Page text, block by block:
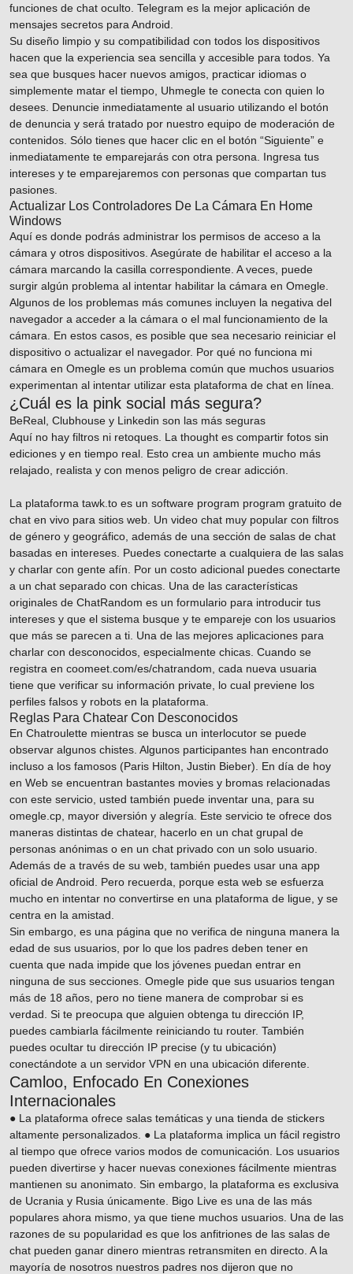
funciones de chat oculto. Telegram es la mejor aplicación de
mensajes secretos para Android.
Su diseño limpio y su compatibilidad con todos los dispositivos
hacen que la experiencia sea sencilla y accesible para todos. Ya
sea que busques hacer nuevos amigos, practicar idiomas o
simplemente matar el tiempo, Uhmegle te conecta con quien lo
desees. Denuncie inmediatamente al usuario utilizando el botón
de denuncia y será tratado por nuestro equipo de moderación de
contenidos. Sólo tienes que hacer clic en el botón “Siguiente” e
inmediatamente te emparejarás con otra persona. Ingresa tus
intereses y te emparejaremos con personas que compartan tus
pasiones.
Actualizar Los Controladores De La Cámara En Home
Windows
Aquí es donde podrás administrar los permisos de acceso a la
cámara y otros dispositivos. Asegúrate de habilitar el acceso a la
cámara marcando la casilla correspondiente. A veces, puede
surgir algún problema al intentar habilitar la cámara en Omegle.
Algunos de los problemas más comunes incluyen la negativa del
navegador a acceder a la cámara o el mal funcionamiento de la
cámara. En estos casos, es posible que sea necesario reiniciar el
dispositivo o actualizar el navegador. Por qué no funciona mi
cámara en Omegle es un problema común que muchos usuarios
experimentan al intentar utilizar esta plataforma de chat en línea.
¿Cuál es la pink social más segura?
BeReal, Clubhouse y Linkedin son las más seguras
Aquí no hay filtros ni retoques. La thought es compartir fotos sin
ediciones y en tiempo real. Esto crea un ambiente mucho más
relajado, realista y con menos peligro de crear adicción.
La plataforma tawk.to es un software program program gratuito de
chat en vivo para sitios web. Un video chat muy popular con filtros
de género y geográfico, además de una sección de salas de chat
basadas en intereses. Puedes conectarte a cualquiera de las salas
y charlar con gente afín. Por un costo adicional puedes conectarte
a un chat separado con chicas. Una de las características
originales de ChatRandom es un formulario para introducir tus
intereses y que el sistema busque y te empareje con los usuarios
que más se parecen a ti. Una de las mejores aplicaciones para
charlar con desconocidos, especialmente chicas. Cuando se
registra en coomeet.com/es/chatrandom, cada nueva usuaria
tiene que verificar su información private, lo cual previene los
perfiles falsos y robots en la plataforma.
Reglas Para Chatear Con Desconocidos
En Chatroulette mientras se busca un interlocutor se puede
observar algunos chistes. Algunos participantes han encontrado
incluso a los famosos (Paris Hilton, Justin Bieber). En día de hoy
en Web se encuentran bastantes movies y bromas relacionadas
con este servicio, usted también puede inventar una, para su
omegle.cp, mayor diversión y alegría. Este servicio te ofrece dos
maneras distintas de chatear, hacerlo en un chat grupal de
personas anónimas o en un chat privado con un solo usuario.
Además de a través de su web, también puedes usar una app
oficial de Android. Pero recuerda, porque esta web se esfuerza
mucho en intentar no convertirse en una plataforma de ligue, y se
centra en la amistad.
Sin embargo, es una página que no verifica de ninguna manera la
edad de sus usuarios, por lo que los padres deben tener en
cuenta que nada impide que los jóvenes puedan entrar en
ninguna de sus secciones. Omegle pide que sus usuarios tengan
más de 18 años, pero no tiene manera de comprobar si es
verdad. Si te preocupa que alguien obtenga tu dirección IP,
puedes cambiarla fácilmente reiniciando tu router. También
puedes ocultar tu dirección IP precise (y tu ubicación)
conectándote a un servidor VPN en una ubicación diferente.
Camloo, Enfocado En Conexiones
Internacionales
● La plataforma ofrece salas temáticas y una tienda de stickers
altamente personalizados. ● La plataforma implica un fácil registro
al tiempo que ofrece varios modos de comunicación. Los usuarios
pueden divertirse y hacer nuevas conexiones fácilmente mientras
mantienen su anonimato. Sin embargo, la plataforma es exclusiva
de Ucrania y Rusia únicamente. Bigo Live es una de las más
populares ahora mismo, ya que tiene muchos usuarios. Una de las
razones de su popularidad es que los anfitriones de las salas de
chat pueden ganar dinero mientras retransmiten en directo. A la
mayoría de nosotros nuestros padres nos dijeron que no